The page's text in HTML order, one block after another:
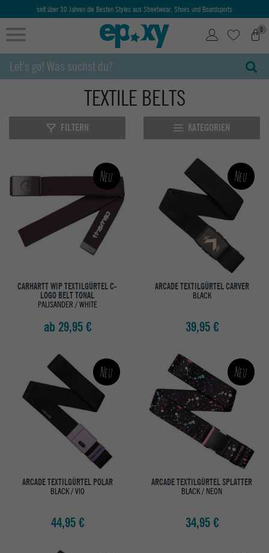
seit über 30 Jahren die Besten Styles aus Streetwear, Shoes und Boardsports
0
TEXTILE BELTS
FILTERN KATEGORIEN
Neu
CARHARTT WIP TEXTILGÜRTEL C-
LOGO BELT TONAL
PALISANDER / WHITE
ab 29,95 €
Neu
ARCADE TEXTILGÜRTEL CARVER
BLACK
39,95 €
Neu
ARCADE TEXTILGÜRTEL POLAR
BLACK / VIO
44,95 €
Neu
ARCADE TEXTILGÜRTEL SPLATTER
BLACK / NEON
34,95 €